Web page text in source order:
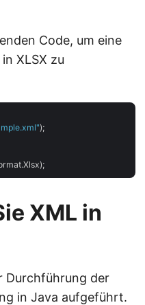
Code, um eine
XLSX zu
);
XML in
Durchführung der
in Java aufgeführt.